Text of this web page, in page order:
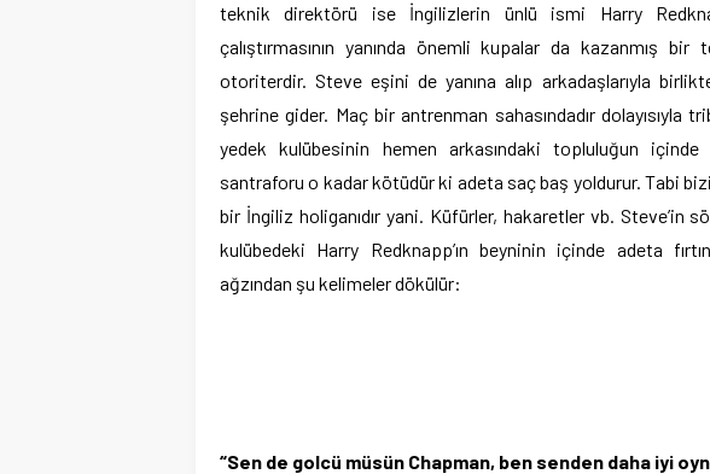
teknik direktörü ise İngilizlerin ünlü ismi Harry
çalıştırmasının yanında önemli kupalar da kazanmış
otoriterdir. Steve eşini de yanına alıp arkadaşlarıyla
şehrine gider. Maç bir antrenman sahasındadır dolayısıyla
yedek kulübesinin hemen arkasındaki topluluğun
santraforu o kadar kötüdür ki adeta saç baş yoldurur. Tabi
bir İngiliz holiganıdır yani. Küfürler, hakaretler vb.
kulübedeki Harry Redknapp’ın beyninin içinde adeta
ağzından şu kelimeler dökülür:
“Sen de golcü müsün Chapman, ben senden daha iyi